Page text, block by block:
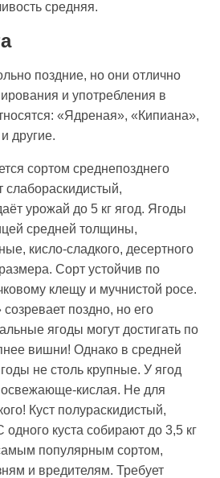
средняя.
поздние, но они отлично
и употребления в
«Ядреная», «Кипиана»,
другие.
сортом среднепозднего
слабораскидистый,
урожай до 5 кг ягод. Ягоды
средней толщины,
кисло-сладкого, десертного
Сорт устойчив по
клещу и мучнистой росе.
поздно, но его
ягоды могут достигать по
вишни! Однако в средней
не столь крупные. У ягод
освежающе-кислая. Не для
Куст полураскидистый,
куста собирают до 3,5 кг
популярным сортом,
и вредителям. Требует